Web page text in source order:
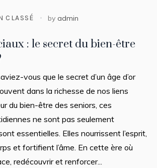
CLASSÉ by admin
: le secret du bien-être
vous que le secret d’un âge d’or
dans la richesse de nos liens
du bien-être des seniors, ces
ne sont pas seulement
essentielles. Elles nourrissent l’esprit,
et fortifient l’âme. En cette ère où
redécouvrir et renforcer...